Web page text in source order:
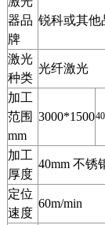
器品
牌
锐科或其他
激光
种类
光纤激光
加工
范围
mm
3000*1500
加工
厚度
40mm 不锈
定位
速度
60m/min